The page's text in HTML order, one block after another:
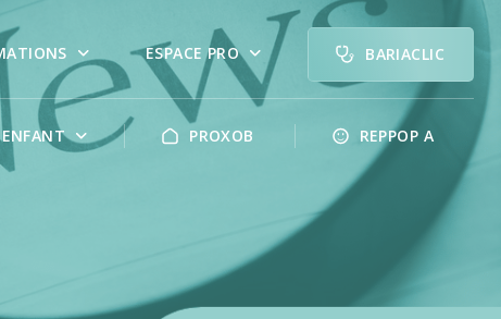
ESPACE PRO BARIACLIC
ENFANT PROXOB REPPOP A